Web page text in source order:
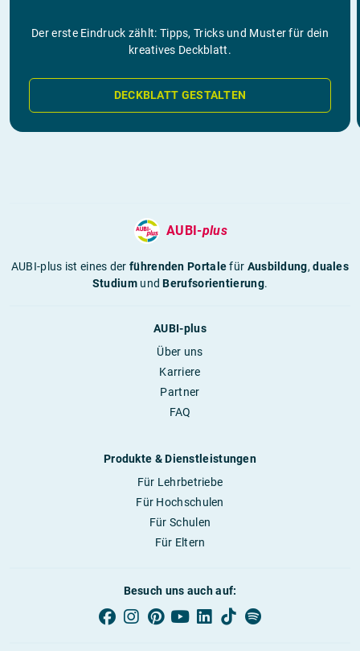
Der erste Eindruck zählt: Tipps, Tricks und Muster für dein
kreatives Deckblatt.
DECKBLATT GESTALTEN
AUBI-plus
AUBI-plus ist eines derführenden Portalefür Ausbildung,duales
StudiumundBerufsorientierung.
AUBI-plus
Über uns
Karriere
Partner
FAQ
Produkte & Dienstleistungen
Für Lehrbetriebe
Für Hochschulen
Für Schulen
Für Eltern
Besuch uns auch auf: